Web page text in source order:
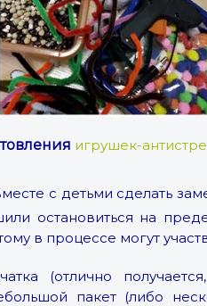
игрушек-
с детьми сделать
остановиться на
в процессе могут
(отлично
пакет (либо